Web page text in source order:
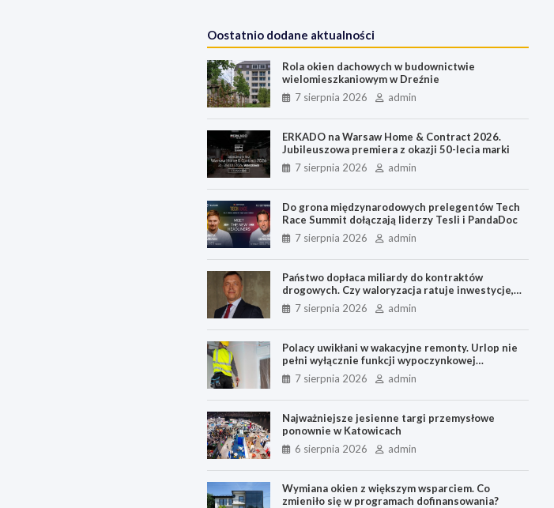
Oostatnio dodane aktualności
Rola okien dachowych w budownictwie
wielomieszkaniowym w Dreźnie
7 sierpnia 2026
admin
ERKADO na Warsaw Home & Contract 2026.
Jubileuszowa premiera z okazji 50-lecia marki
7 sierpnia 2026
admin
Do grona międzynarodowych prelegentów Tech
Race Summit dołączają liderzy Tesli i PandaDoc
7 sierpnia 2026
admin
Państwo dopłaca miliardy do kontraktów
drogowych. Czy waloryzacja ratuje inwestycje,
czy nagradza błędne oferty?
7 sierpnia 2026 admin
Polacy uwikłani w wakacyjne remonty. Urlop nie
pełni wyłącznie funkcji wypoczynkowej
[BADANIE]
7 sierpnia 2026 admin
Najważniejsze jesienne targi przemysłowe
ponownie w Katowicach
6 sierpnia 2026
admin
Wymiana okien z większym wsparciem. Co
zmieniło się w programach dofinansowania?